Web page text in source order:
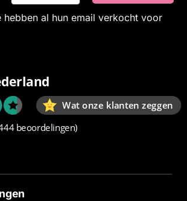
hebben al hun email verkocht voor
Wat onze klanten zeggen
beoordelingen)